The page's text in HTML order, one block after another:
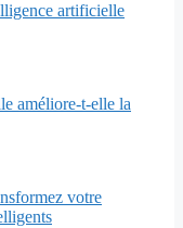
artificielle
améliore-t-elle la
votre